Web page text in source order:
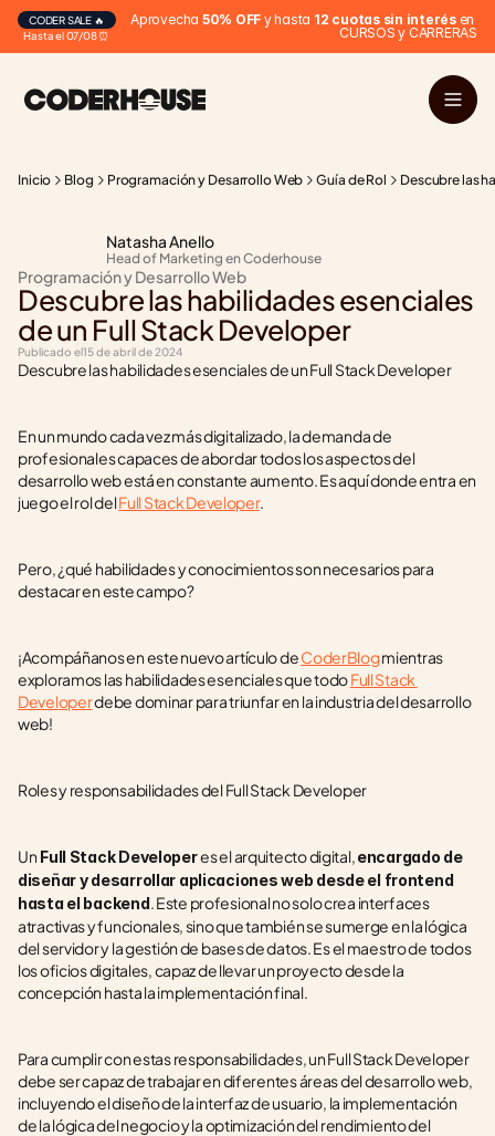
Hasta el 07/08 ⏰
CODER SALE 🔥 Aprovecha 50% OFF y hasta 12 cuotas sin interés en
CURSOS y CARRERAS
Inicio Blog Programación y Desarrollo Web Guía de Rol Descubre las
Natasha Anello
Head of Marketing en Coderhouse
Programación y Desarrollo Web
Descubre las habilidades esenciales
de un Full Stack Developer
Publicado el15 de abril de 2024
Descubre las habilidades esenciales de un Full Stack Developer
En un mundo cada vez más digitalizado, la demanda de
profesionales capaces de abordar todos los aspectos del
desarrollo web está en constante aumento. Es aquí donde entra en
juego el rol del Full Stack Developer.
Pero, ¿qué habilidades y conocimientos son necesarios para
destacar en este campo?
¡Acompáñanos en este nuevo artículo de CoderBlog mientras
exploramos las habilidades esenciales que todo Full Stack
Developer debe dominar para triunfar en la industria del desarrollo
web!
Roles y responsabilidades del Full Stack Developer
Un Full Stack Developer es el arquitecto digital, encargado de
diseñar y desarrollar aplicaciones web desde el frontend
hasta el backend. Este profesional no solo crea interfaces
atractivas y funcionales, sino que también se sumerge en la lógica
del servidor y la gestión de bases de datos. Es el maestro de todos
los oficios digitales, capaz de llevar un proyecto desde la
concepción hasta la implementación final.
Para cumplir con estas responsabilidades, un Full Stack Developer
debe ser capaz de trabajar en diferentes áreas del desarrollo web,
incluyendo el diseño de la interfaz de usuario, la implementación
de la lógica del negocio y la optimización del rendimiento del